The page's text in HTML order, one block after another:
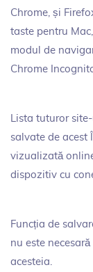
Chrome, și
taste pentru
modul de
Chrome
Lista tuturor
salvate de acest
vizualizată
dispozitiv cu
Funcția de
nu este
acesteia.